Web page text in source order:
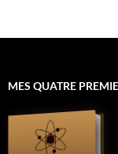
MES QUATRE